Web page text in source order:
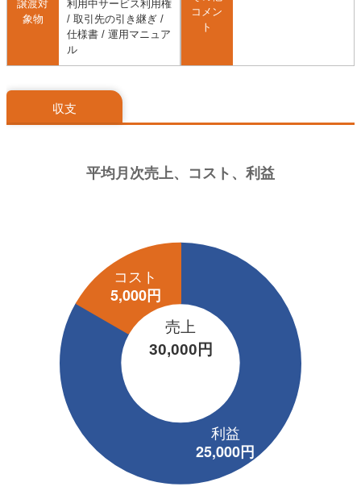
譲渡対
象物
利用中サービス利用権
/ 取引先の引き継ぎ /
仕様書 / 運用マニュア
ル
コメン
ト
収支
売上
30,000円